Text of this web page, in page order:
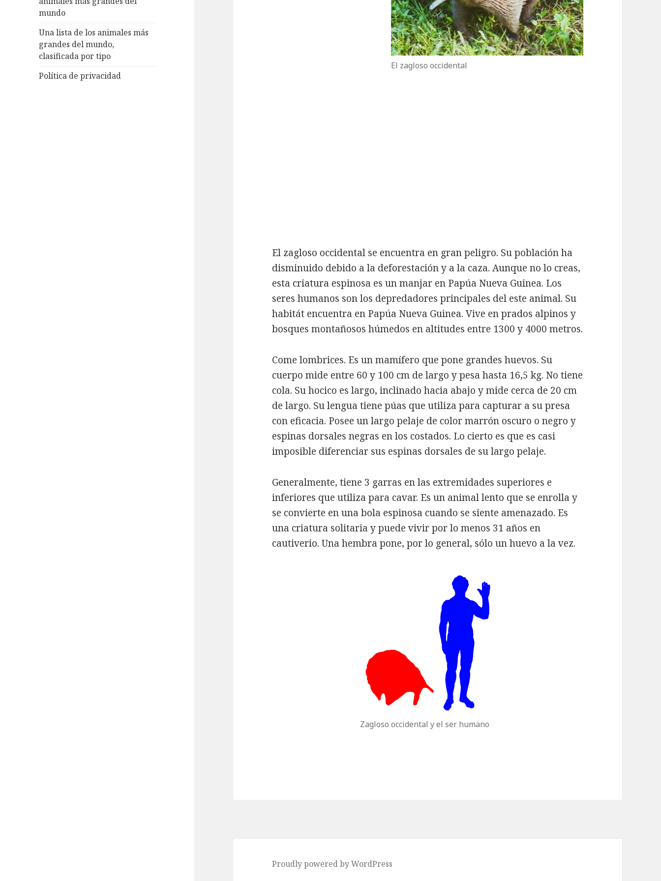
mundo
Una lista de los animales más
grandes del mundo,
clasificada por tipo
Política de privacidad
El zagloso occidental
El zagloso occidental se encuentra en gran peligro. Su población ha
disminuido debido a la deforestación y a la caza.Aunque no lo creas,
esta criatura espinosa es un manjar en Papúa Nueva Guinea. Los
seres humanos son los depredadores principales del este animal. Su
habitát encuentra en Papúa Nueva Guinea. Vive en prados alpinos y
bosques montañosos húmedos en altitudes entre 1300 y 4000 metros.
Come lombrices. Es un mamífero que pone grandes huevos. Su
cuerpo mide entre 60 y 100 cm de largo y pesa hasta 16,5 kg. No tiene
cola. Su hocico eslargo,inclinado hacia abajo ymide cerca de 20 cm
de largo. Su lengua tiene púas que utiliza para capturar a su presa
con eficacia. Posee un largo pelaje de color marrón oscuro o negro y
espinas dorsales negras en los costados. Lo cierto es que es casi
imposible diferenciar sus espinas dorsales de su largo pelaje.
Generalmente, tiene 3 garras en las extremidades superiores e
inferiores que utiliza para cavar. Es un animal lento que se enrolla y
se convierte en una bola espinosa cuando se siente amenazado. Es
una criatura solitaria y puede vivir por lo menos 31 años en
cautiverio. Una hembra pone, por lo general, sólo un huevo a la vez.
Zagloso occidental y el ser humano
Proudly powered by WordPress